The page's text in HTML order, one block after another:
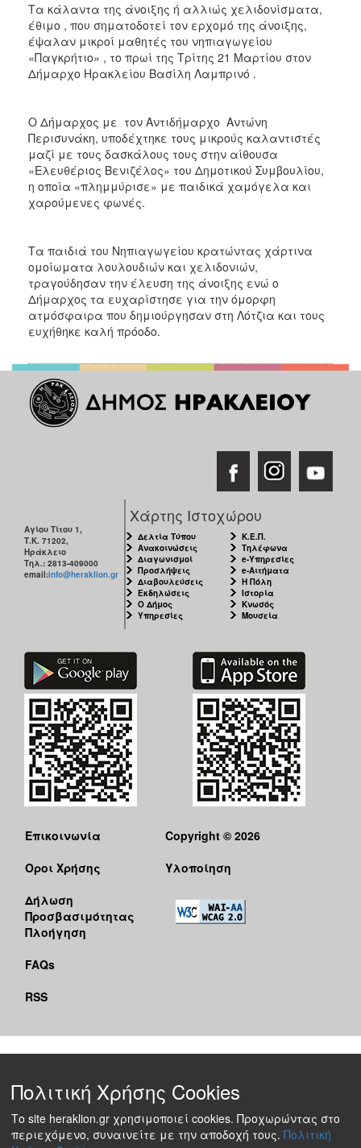
ΗΡΑΚΛΕΙΟ
Τα κάλαντα της άνοιξης ή αλλιώς χελιδονίσματα,
έθιμο , που σηματοδοτεί τον ερχομό της άνοιξης,
έψαλαν μικροί μαθητές του νηπιαγωγείου
«Παγκρήτιο» , το πρωί της Τρίτης 21 Μαρτίου στον
Δήμαρχο Ηρακλείου Βασίλη Λαμπρινό .
Ο Δήμαρχος με τον Αντιδήμαρχο Αντώνη
Περισυνάκη, υποδέχτηκε τους μικρούς καλαντιστές
μαζί με τους δασκάλους τους στην αίθουσα
«Ελευθέριος Βενιζέλος» του Δημοτικού Συμβουλίου,
η οποία «πλημμύρισε» με παιδικά χαμόγελα και
χαρούμενες φωνές.
Τα παιδιά του Νηπιαγωγείου κρατώντας χάρτινα
ομοίωματα λουλουδιών και χελιδονιών,
τραγούδησαν την έλευση της άνοιξης ενώ ο
Δήμαρχος τα ευχαρίστησε για την όμορφη
ατμόσφαιρα που δημιούργησαν στη Λότζια και τους
ευχήθηκε καλή πρόοδο.
Αγίου Τίτου 1,
Τ.Κ. 71202,
Ηράκλειο
Τηλ.: 2813-409000
email:info@heraklion.gr
Χάρτης Ιστοχώρου
Δελτία Τύπου
Ανακοινώσεις
Διαγωνισμοί
Προσλήψεις
Διαβουλεύσεις
Εκδηλώσεις
Ο Δήμος
Υπηρεσίες
Κ.Ε.Π.
Τηλέφωνα
e-Υπηρεσίες
e-Αιτήματα
Η Πόλη
Ιστορία
Κνωσός
Μουσεία
Επικοινωνία
Όροι Χρήσης
Δήλωση
Προσβασιμότητας
Πλοήγηση
FAQs
RSS
Copyright © 2026
Υλοποίηση
Πολιτική Χρήσης Cookies
Το site heraklion.gr χρησιμοποιεί cookies. Προχωρώντας στο
περιεχόμενο, συναινείτε με την αποδοχή τους. Πολιτική